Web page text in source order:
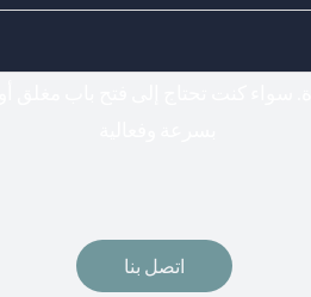
سواء كنت تحتاج إلى فتح باب مغلق
اتصل بنا